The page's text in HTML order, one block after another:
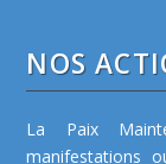
NOS
La Paix
manifestations